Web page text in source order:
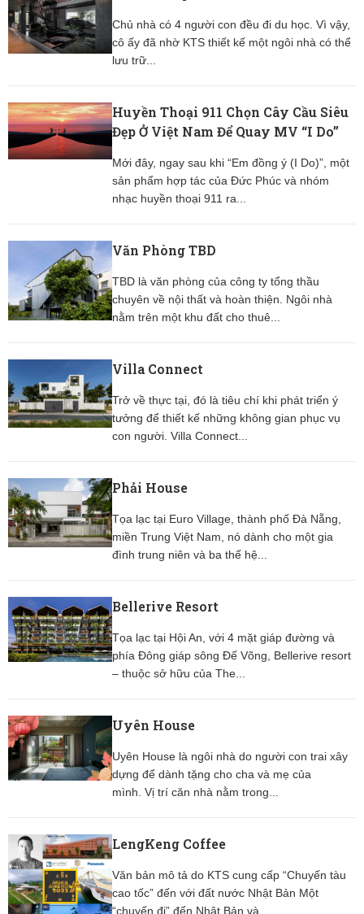
Chủ nhà có 4 người con đều đi du học. Vì vậy,
cô ấy đã nhờ KTS thiết kế một ngôi nhà có thể
lưu trữ...
Huyền Thoại 911 Chọn Cây Cầu Siêu
Đẹp Ở Việt Nam Để Quay MV “I Do”
Mới đây, ngay sau khi “Em đồng ý (I Do)”, một
sản phẩm hợp tác của Đức Phúc và nhóm
nhạc huyền thoại 911 ra...
Văn Phòng TBD
TBD là văn phòng của công ty tổng thầu
chuyên về nội thất và hoàn thiện. Ngôi nhà
nằm trên một khu đất cho thuê...
Villa Connect
Trở về thực tại, đó là tiêu chí khi phát triển ý
tưởng để thiết kế những không gian phục vụ
con người. Villa Connect...
Phải House
Tọa lạc tại Euro Village, thành phố Đà Nẵng,
miền Trung Việt Nam, nó dành cho một gia
đình trung niên và ba thế hệ...
Bellerive Resort
Tọa lạc tại Hội An, với 4 mặt giáp đường và
phía Đông giáp sông Đế Võng, Bellerive resort
– thuộc sở hữu của The...
Uyên House
Uyên House là ngôi nhà do người con trai xây
dựng để dành tặng cho cha và mẹ của
mình. Vị trí căn nhà nằm trong...
LengKeng Coffee
Văn bản mô tả do KTS cung cấp “Chuyến tàu
cao tốc” đến với đất nước Nhật Bản Một
“chuyến đi” đến Nhật Bản và...